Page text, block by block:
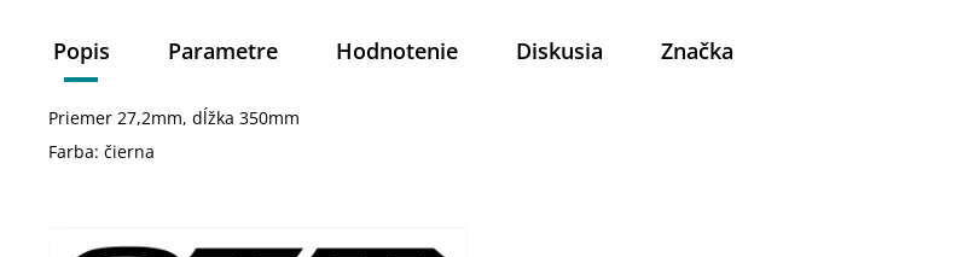
Popis Parametre Hodnotenie Diskusia Značka
Priemer 27,2mm, dĺžka 350mm
Farba: čierna